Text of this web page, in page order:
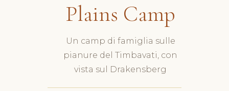
Plains Camp
Un camp di famiglia sulle
pianure del Timbavati, con
vista sul Drakensberg